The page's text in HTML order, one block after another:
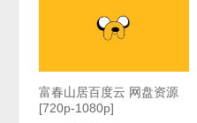
富春山居百度云 网盘资源
[720p-1080p]